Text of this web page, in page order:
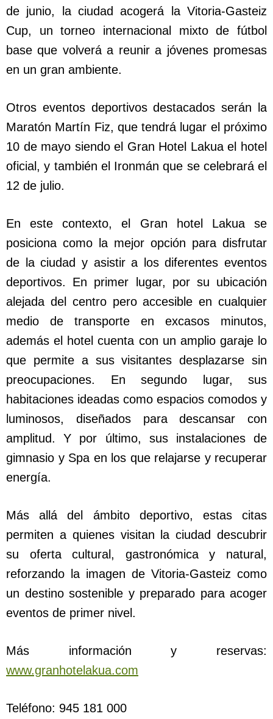
de junio, la ciudad acogerá la Vitoria-Gasteiz
Cup, un torneo internacional mixto de fútbol
base que volverá a reunir a jóvenes promesas
en un gran ambiente.
Otros eventos deportivos destacados serán la
Maratón Martín Fiz, que tendrá lugar el próximo
10 de mayo siendo el Gran Hotel Lakua el hotel
oficial, y también el Ironmán que se celebrará el
12 de julio.
En este contexto, el Gran hotel Lakua se
posiciona como la mejor opción para disfrutar
de la ciudad y asistir a los diferentes eventos
deportivos. En primer lugar, por su ubicación
alejada del centro pero accesible en cualquier
medio de transporte en excasos minutos,
además el hotel cuenta con un amplio garaje lo
que permite a sus visitantes desplazarse sin
preocupaciones. En segundo lugar, sus
habitaciones ideadas como espacios comodos y
luminosos, diseñados para descansar con
amplitud. Y por último, sus instalaciones de
gimnasio y Spa en los que relajarse y recuperar
energía.
Más allá del ámbito deportivo, estas citas
permiten a quienes visitan la ciudad descubrir
su oferta cultural, gastronómica y natural,
reforzando la imagen de Vitoria-Gasteiz como
un destino sostenible y preparado para acoger
eventos de primer nivel.
Más información y reservas:
www.granhotelakua.com
Teléfono: 945 181 000